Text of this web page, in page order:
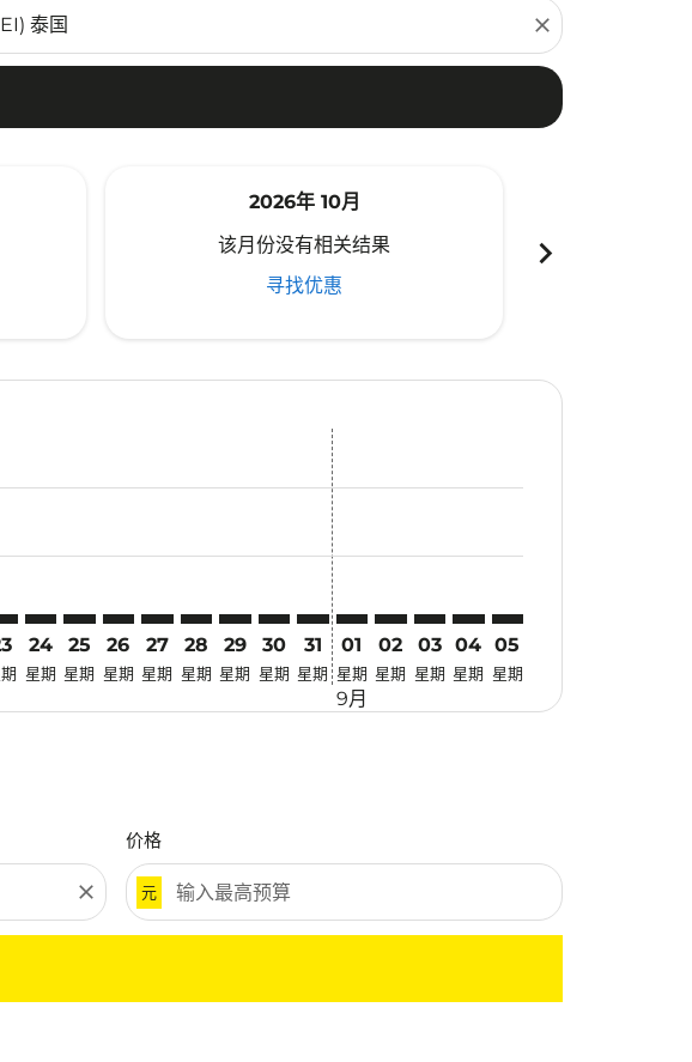
close
2026年 10月
该月份没有相关结果
寻找优惠
chevron_right
cmp-view-offers-disclaimer. 寻找优惠
cmp-view-offers-disclaimer. 寻找优惠
SZB–CEI: cmp-view-offers-disclaimer. 寻找优惠
24
星期
SZB–CEI: cmp-view-offers-disclaimer. 寻找优惠
25
星期
SZB–CEI: cmp-view-offers-disclaimer. 寻找优惠
26
星期
SZB–CEI: cmp-view-offers-disclaimer. 寻找优惠
27
星期
SZB–CEI: cmp-view-offers-disclaimer. 寻找优惠
28
星期
SZB–CEI: cmp-view-offers-disclaimer. 寻找优惠
29
星期
SZB–CEI: cmp-view-offers-disclaimer. 寻找优惠
30
星期
SZB–CEI: cmp-view-offers-disclaimer. 寻找优
31
星期
01
星期
9月
02
星期
03
星期
04
星期
05
星期
close
价格
元